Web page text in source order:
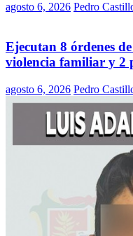
agosto 6, 2026 Pedro
Ejecutan 8 órdenes
violencia familiar y 2
agosto 6, 2026 Pedro